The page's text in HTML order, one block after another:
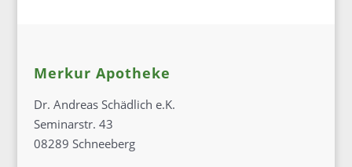
Merkur Apotheke
Dr. Andreas Schädlich e.K.
Seminarstr. 43
08289 Schneeberg